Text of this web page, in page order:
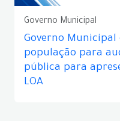
Governo Municipal
Governo Municipal
população para
pública para
LOA